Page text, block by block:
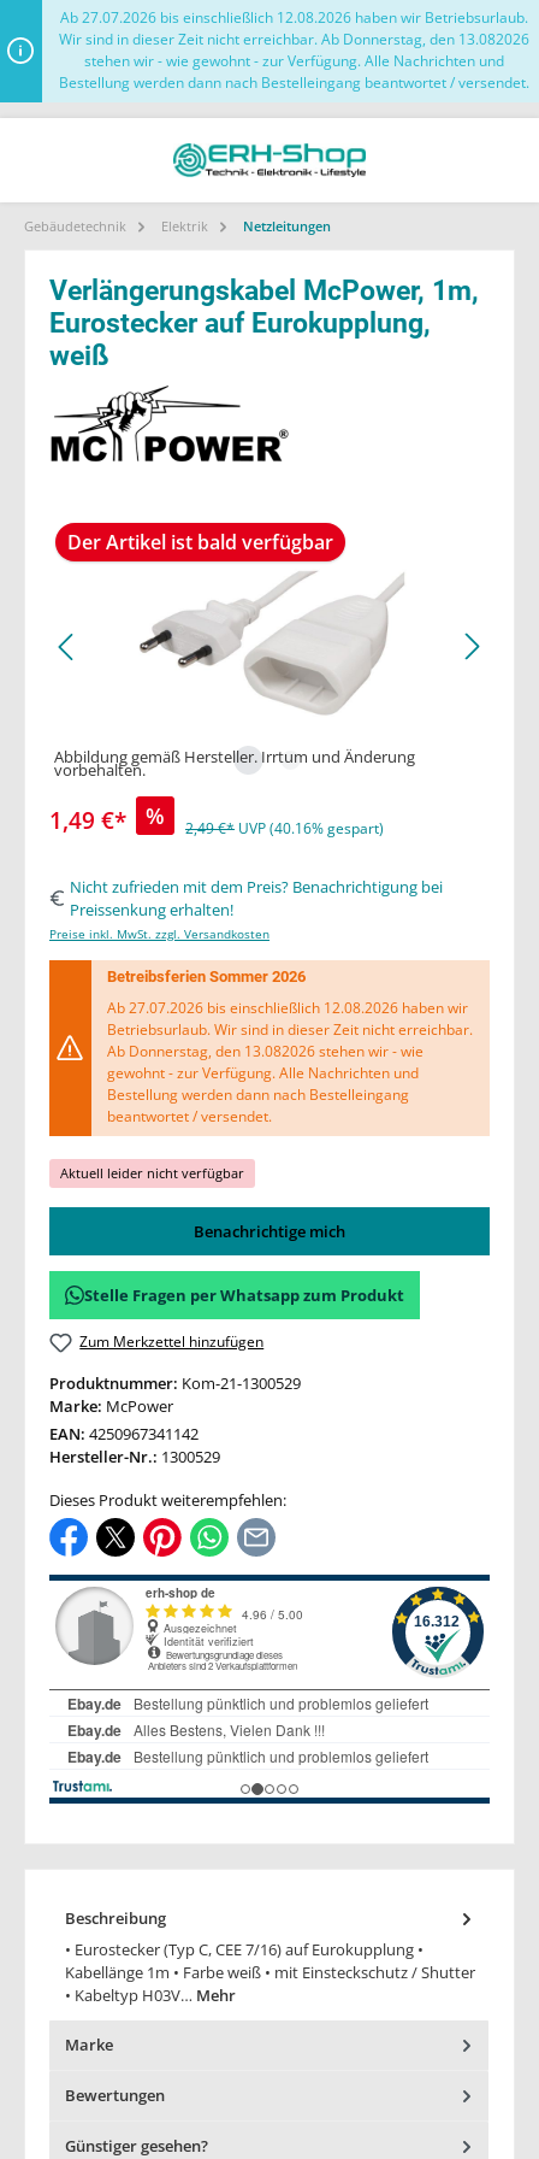
Ab 27.07.2026 bis einschließlich 12.08.2026 haben wir Betriebsurlaub.
Wir sind in dieser Zeit nicht erreichbar. Ab Donnerstag, den 13.082026
stehen wir - wie gewohnt - zur Verfügung. Alle Nachrichten und
Bestellung werden dann nach Bestelleingang beantwortet / versendet.
Gebäudetechnik Elektrik Netzleitungen
Verlängerungskabel McPower, 1m,
Eurostecker auf Eurokupplung,
weiß
Der Artikel ist bald verfügbar
Abbildung gemäß Hersteller. Irrtum und Änderung
vorbehalten.
1,49 €* % 2,49 €* UVP (40.16% gespart)
Nicht zufrieden mit dem Preis? Benachrichtigung bei
Preissenkung erhalten!
Preise inkl. MwSt. zzgl. Versandkosten
Betreibsferien Sommer 2026
Ab 27.07.2026 bis einschließlich 12.08.2026 haben wir
Betriebsurlaub. Wir sind in dieser Zeit nicht erreichbar.
Ab Donnerstag, den 13.082026 stehen wir - wie
gewohnt - zur Verfügung. Alle Nachrichten und
Bestellung werden dann nach Bestelleingang
beantwortet / versendet.
Aktuell leider nicht verfügbar
Benachrichtige mich
Stelle Fragen per Whatsapp zum Produkt
Zum Merkzettel hinzufügen
Produktnummer: Kom-21-1300529
Marke: McPower
EAN: 4250967341142
Hersteller-Nr.: 1300529
Dieses Produkt weiterempfehlen:
Beschreibung
• Eurostecker (Typ C, CEE 7/16) auf Eurokupplung •
Kabellänge 1m • Farbe weiß • mit Einsteckschutz / Shutter
• Kabeltyp H03V… Mehr
Marke
Bewertungen
Günstiger gesehen?